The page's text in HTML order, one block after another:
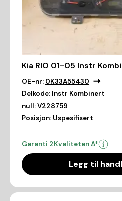
Kia RIO 01-05 Instr
OE-nr: 0K33A55430
Delkode: Instr Kombinert
null:V228759
Posisjon: Uspesifisert
Garanti 2Kvaliteten A*
Legg til